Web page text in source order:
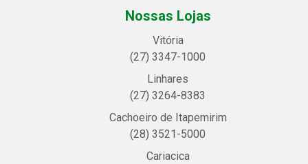
Nossas Lojas
Vitória
(27) 3347-1000
Linhares
(27) 3264-8383
Cachoeiro de Itapemirim
(28) 3521-5000
Cariacica